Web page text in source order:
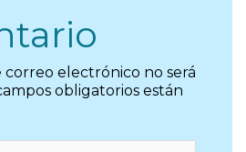
correo electrónico no será
obligatorios están